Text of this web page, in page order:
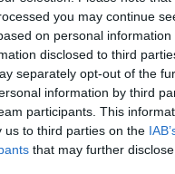
you may continue
on personal information
disclosed to third
separately opt-out of the
information by third
participants. This
us to third parties on the
that may further
milliárd eurót bukhat
szabadul a kínai
eurós programba
hogy lekörözzék a